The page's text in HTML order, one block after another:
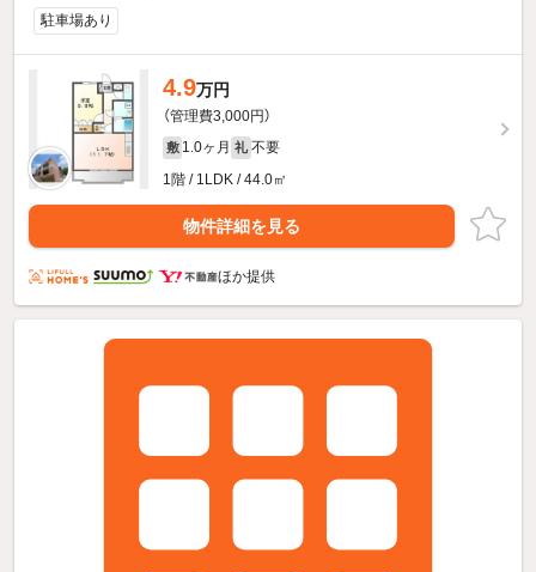
駐車場あり
4.9万円
（管理費3,000円）
敷 1.0ヶ月 礼 不要
1階 / 1LDK / 44.0㎡
物件詳細を見る
ほか提供